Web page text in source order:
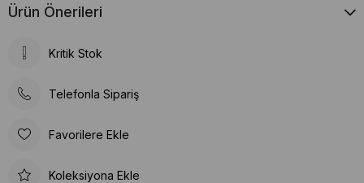
Ürün Önerileri
Kritik Stok
Telefonla Sipariş
Favorilere Ekle
Koleksiyona Ekle